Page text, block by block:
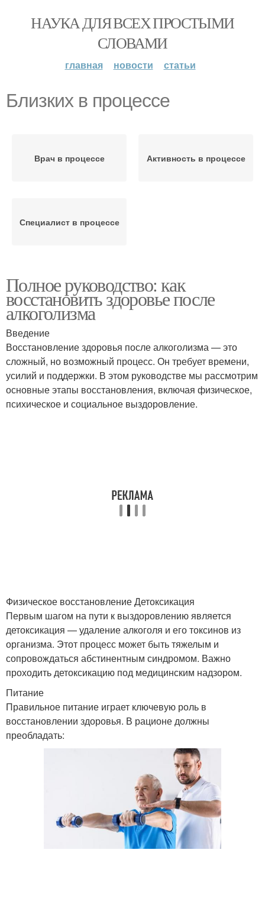
НАУКА ДЛЯ ВСЕХ ПРОСТЫМИ
СЛОВАМИ
главная новости статьи
Близких в процессе
Врач в процессе Активность в процессе
Специалист в процессе
Полное руководство: как
восстановить здоровье после
алкоголизма
Введение
Восстановление здоровья после алкоголизма — это
сложный, но возможный процесс. Он требует времени,
усилий и поддержки. В этом руководстве мы рассмотрим
основные этапы восстановления, включая физическое,
психическое и социальное выздоровление.
Физическое восстановление Детоксикация
Первым шагом на пути к выздоровлению является
детоксикация — удаление алкоголя и его токсинов из
организма. Этот процесс может быть тяжелым и
сопровождаться абстинентным синдромом. Важно
проходить детоксикацию под медицинским надзором.
Питание
Правильное питание играет ключевую роль в
восстановлении здоровья. В рационе должны
преобладать: